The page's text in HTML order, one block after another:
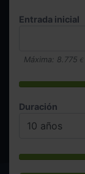
Entrada inicial
Máxima: 8.775 €
Duración